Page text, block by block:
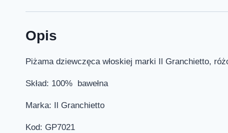
Opis
Piżama dziewczęca włoskiej marki Il Granchietto,
Skład: 100% bawełna
Marka: Il Granchietto
Kod: GP7021